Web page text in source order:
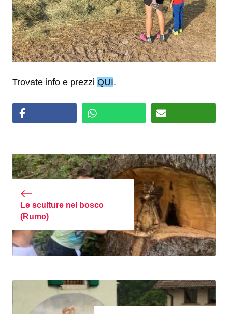
Trovate info e prezzi QUI.
Le sculture nel bosco
(Rumo)